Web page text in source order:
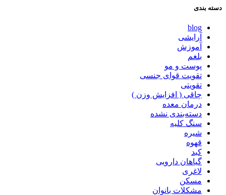
دسته بندی
blog
آرایشی
آموزش
بلغم
پوست و مو
تقویت قوای جنسی
تقویتی
چاقی ( افزایش وزن )
درمان معده
دسته‌بندی نشده
سنگ کلیه
شیره
قهوه
کبد
گیاهان دارویی
لاغری
مسکن
مشکلات بانوان